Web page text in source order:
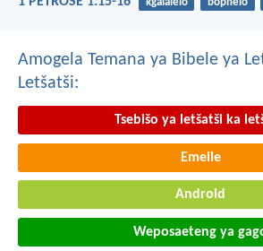
Amogela Temana ya Bibele ya
Letšatši:
Tsebišo ya letšatši ka
Emeile
Android
Weposaeteng ya